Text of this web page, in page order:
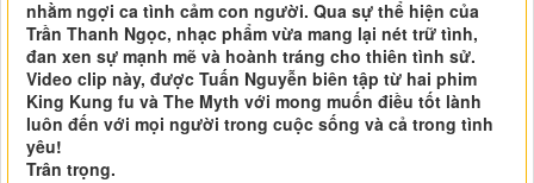
nhằm ngợi ca tình cảm con người. Qua sự thể hiện của
Trần Thanh Ngọc, nhạc phẩm vừa mang lại nét trữ tình,
đan xen sự mạnh mẽ và hoành tráng cho thiên tình sử.
Video clip này, được Tuấn Nguyễn biên tập từ hai phim
King Kung fu và The Myth với mong muốn điều tốt lành
luôn đến với mọi người trong cuộc sống và cả trong tình
yêu!
Trân trọng.